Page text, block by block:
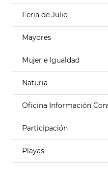
Feria de Julio
Mayores
Mujer e Igualdad
Naturia
Oficina Información
Participación
Playas